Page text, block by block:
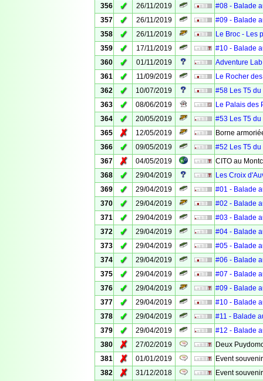
356
✓ 26/11/2019
#08 - Balade
357
✓ 26/11/2019
#09 - Balade
358
✓ 26/11/2019
Le Broc - Les
359
✓ 17/11/2019
#10 - Balade
360
✓ 01/11/2019
Adventure
361
✓ 11/09/2019
Le Rocher
362
✓ 10/07/2019
#58 Les T5
363
✓ 08/06/2019
Le Palais des
364
✓ 20/05/2019
#53 Les T5
365
✗ 12/05/2019
Borne
366
✓ 09/05/2019
#52 Les T5
367
✗ 04/05/2019
CITO au
368
✓ 29/04/2019
Les Croix
369
✓ 29/04/2019
#01 - Balade
370
✓ 29/04/2019
#02 - Balade
371
✓ 29/04/2019
#03 - Balade
372
✓ 29/04/2019
#04 - Balade
373
✓ 29/04/2019
#05 - Balade
374
✓ 29/04/2019
#06 - Balade
375
✓ 29/04/2019
#07 - Balade
376
✓ 29/04/2019
#09 - Balade
377
✓ 29/04/2019
#10 - Balade
378
✓ 29/04/2019
#11 - Balade
379
✓ 29/04/2019
#12 - Balade
380
✗ 27/02/2019
Deux
381
✗ 01/01/2019
Event
382
✗ 31/12/2018
Event